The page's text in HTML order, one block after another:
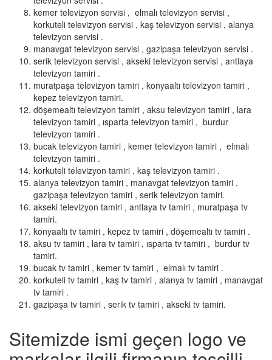
kemer televizyon servisi , elmalı televizyon servisi ,
korkuteli televizyon servisi , kaş televizyon servisi , alanya
televizyon servisi .
manavgat televizyon servisi , gazipaşa televizyon servisi .
serik televizyon servisi , akseki televizyon servisi , antlaya
televizyon tamiri .
muratpaşa televizyon tamiri , konyaaltı televizyon tamiri ,
kepez televizyon tamiri.
döşemealtı televizyon tamiri , aksu televizyon tamiri , lara
televizyon tamiri , ısparta televizyon tamiri , burdur
televizyon tamiri .
bucak televizyon tamiri , kemer televizyon tamiri , elmalı
televizyon tamiri .
korkuteli televizyon tamiri , kaş televizyon tamiri .
alanya televizyon tamiri , manavgat televizyon tamiri ,
gazipaşa televizyon tamiri , serik televizyon tamiri.
akseki televizyon tamiri , antlaya tv tamiri , muratpaşa tv
tamiri.
konyaaltı tv tamiri , kepez tv tamiri , döşemealtı tv tamiri .
aksu tv tamiri , lara tv tamiri , ısparta tv tamiri , burdur tv
tamiri.
bucak tv tamiri , kemer tv tamiri , elmalı tv tamiri .
korkuteli tv tamiri , kaş tv tamiri , alanya tv tamiri , manavgat
tv tamiri .
gazipaşa tv tamiri , serik tv tamiri , akseki tv tamiri.
Sitemizde ismi geçen logo ve